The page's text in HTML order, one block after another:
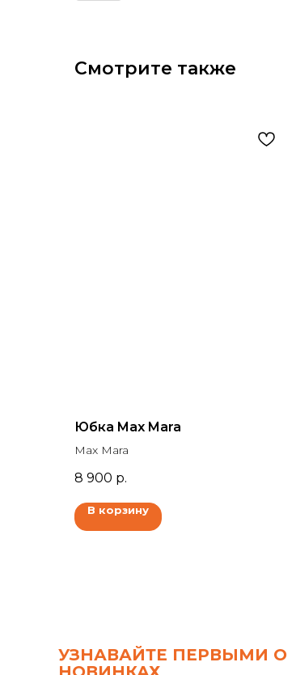
Смотрите также
Юбка Max Mara
Max Mara
8 900 р.
В корзину
УЗНАВАЙТЕ ПЕРВЫМИ О